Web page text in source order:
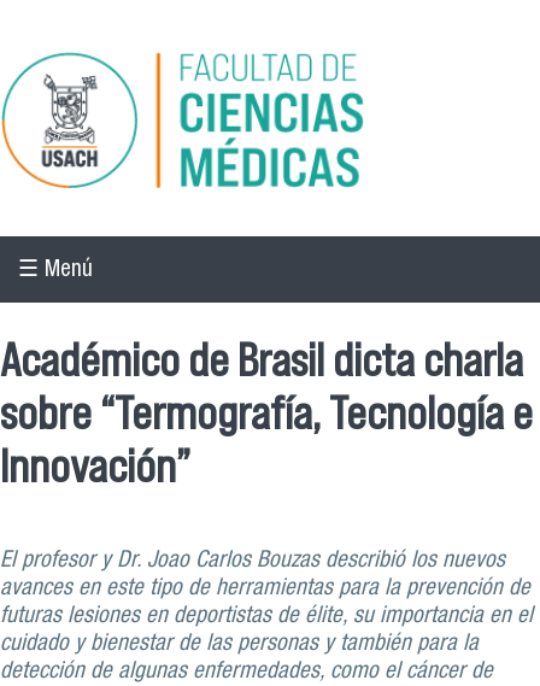
Pasar al contenido principal
☰ Menú
Académico de Brasil dicta charla
sobre “Termografía, Tecnología e
Innovación”
El profesor y Dr. Joao Carlos Bouzas describió los nuevos
avances en este tipo de herramientas para la prevención de
futuras lesiones en deportistas de élite, su importancia en el
cuidado y bienestar de las personas y también para la
detección de algunas enfermedades, como el cáncer de